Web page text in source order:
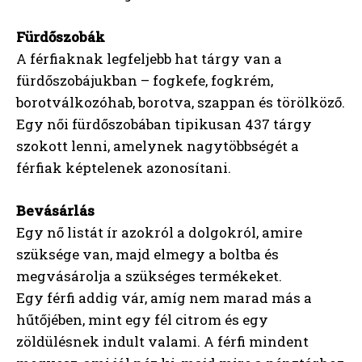
Fürdőszobák
A férfiaknak legfeljebb hat tárgy van a
fürdőszobájukban – fogkefe, fogkrém,
borotválkozóhab, borotva, szappan és törölköző.
Egy női fürdőszobában tipikusan 437 tárgy
szokott lenni, amelynek nagytöbbségét a
férfiak képtelenek azonosítani.
Bevásárlás
Egy nő listát ír azokról a dolgokról, amire
szüksége van, majd elmegy a boltba és
megvásárolja a szükséges termékeket.
Egy férfi addig vár, amíg nem marad más a
hűtőjében, mint egy fél citrom és egy
zöldülésnek indult valami. A férfi mindent